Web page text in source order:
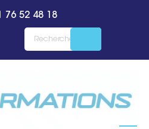
76 52 48 18